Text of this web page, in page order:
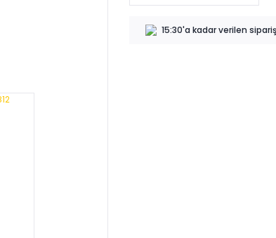
15:30'a kadar verilen